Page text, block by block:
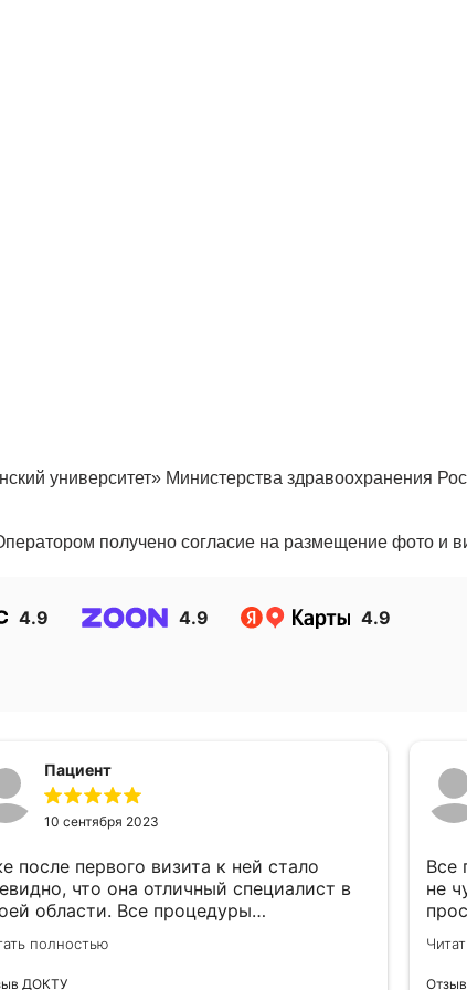
университет» Министерства здравоохранения
получено согласие на размещение фото и
4.9 4.9 4.9
Пациент
10 сентября 2023
после первого визита к ней стало
что она отличный специалист в
области. Все процедуры
четко и качественно, а
был заметен на лицо. У нее
руки и огромная
полностью
ДОКТУ
Все
не